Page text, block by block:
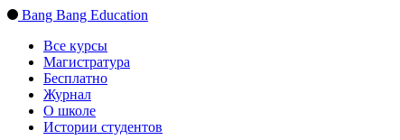
Bang Bang Education
Все курсы
Магистратура
Бесплатно
Журнал
О школе
Истории студентов